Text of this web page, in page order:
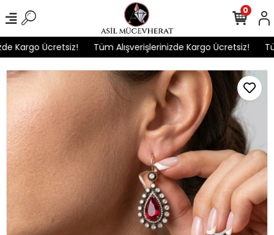
Kargo Ücretsiz! Tüm Alışverişlerinizde Kargo Ücretsiz!
0